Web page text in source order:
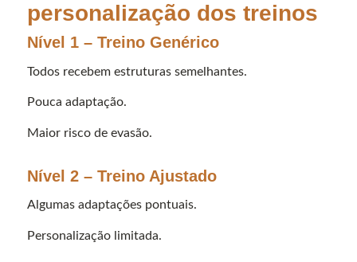
personalização dos treinos
Nível 1 – Treino Genérico
Todos recebem estruturas semelhantes.
Pouca adaptação.
Maior risco de evasão.
Nível 2 – Treino Ajustado
Algumas adaptações pontuais.
Personalização limitada.